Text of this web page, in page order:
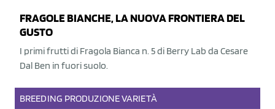
FRAGOLE BIANCHE, LA NUOVA FRONTIERA DEL
GUSTO
I primi frutti di Fragola Bianca n. 5 di Berry Lab da Cesare
Dal Ben in fuori suolo.
BREEDING PRODUZIONEVARIETÀ